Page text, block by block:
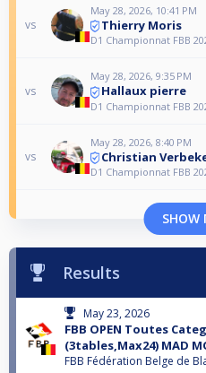
vs
May 28, 2026, 10:41 PM
Thierry Moris
D1 Championnat FBB
vs
May 28, 2026, 9:35 PM
Hallaux pierre
D1 Championnat FBB
vs
May 28, 2026, 8:40 PM
Christian
D1 Championnat FBB
SHOW
Results
May 23, 2026
FBB OPEN Toutes
(3tables,Max24) MAD
FBB Fédération Belge de